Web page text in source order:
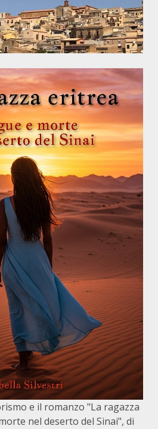
e il romanzo "La ragazza
nel deserto del Sinai", di